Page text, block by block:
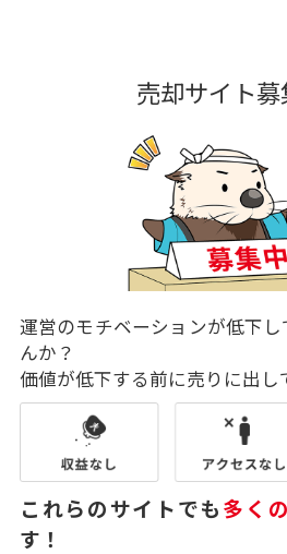
売却サイト募
運営のモチベーションが低下
んか？
価値が低下する前に売りに出し
これらのサイトでも多く
す！